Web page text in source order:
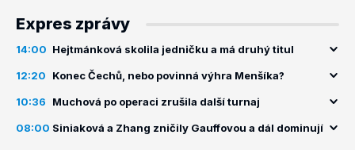
Expres zprávy
14:00 Hejtmánková skolila jedničku a má druhý titul
12:20 Konec Čechů, nebo povinná výhra Menšíka?
10:36 Muchová po operaci zrušila další turnaj
08:00 Siniaková a Zhang zničily Gauffovou a dál dominují